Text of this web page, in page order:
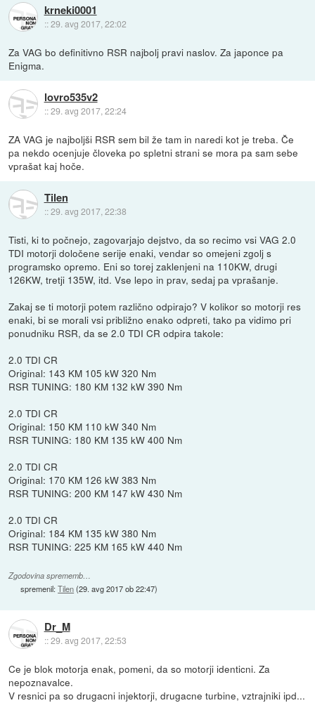
krneki0001
::29. avg 2017, 22:02
Za VAG bo definitivno RSR najbolj pravi naslov. Za japonce pa
Enigma.
lovro535v2
::29. avg 2017, 22:24
ZA VAG je najboljši RSR sem bil že tam in naredi kot je treba. Če
pa nekdo ocenjuje človeka po spletni strani se mora pa sam sebe
vprašat kaj hoče.
Tilen
::29. avg 2017, 22:38
Tisti, ki to počnejo, zagovarjajo dejstvo, da so recimo vsi VAG 2.0
TDI motorji določene serije enaki, vendar so omejeni zgolj s
programsko opremo. Eni so torej zaklenjeni na 110KW, drugi
126KW, tretji 135W, itd. Vse lepo in prav, sedaj pa vprašanje.
Zakaj se ti motorji potem različno odpirajo? V kolikor so motorji res
enaki, bi se morali vsi približno enako odpreti, tako pa vidimo pri
ponudniku RSR, da se 2.0 TDI CR odpira takole:
2.0 TDI CR
Original: 143 KM 105 kW 320 Nm
RSR TUNING: 180 KM 132 kW 390 Nm
2.0 TDI CR
Original: 150 KM 110 kW 340 Nm
RSR TUNING: 180 KM 135 kW 400 Nm
2.0 TDI CR
Original: 170 KM 126 kW 383 Nm
RSR TUNING: 200 KM 147 kW 430 Nm
2.0 TDI CR
Original: 184 KM 135 kW 380 Nm
RSR TUNING: 225 KM 165 kW 440 Nm
Zgodovina sprememb…
spremenil:Tilen(29. avg 2017 ob 22:47)
Dr_M
::29. avg 2017, 22:53
Ce je blok motorja enak, pomeni, da so motorji identicni. Za
nepoznavalce.
V resnici pa so drugacni injektorji, drugacne turbine, vztrajniki ipd...